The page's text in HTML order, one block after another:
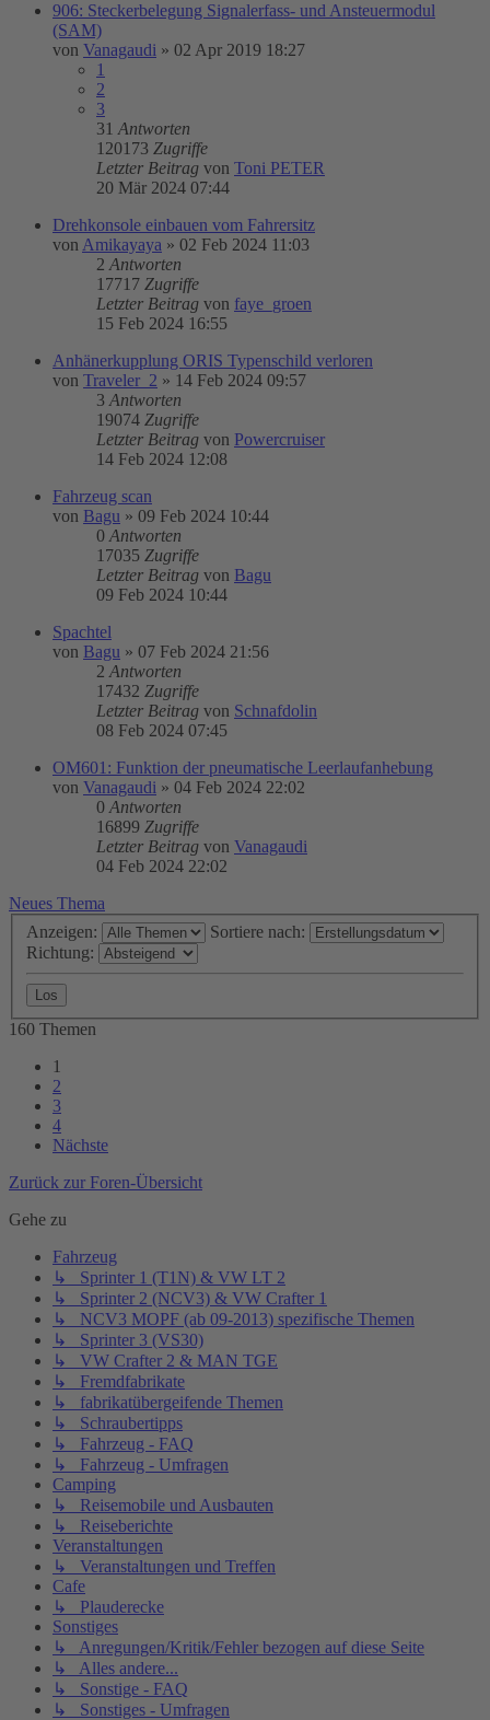
906: Steckerbelegung Signalerfass- und Ansteuermodul
(SAM)
von Vanagaudi » 02 Apr 2019 18:27
1
2
3
31 Antworten
120173 Zugriffe
Letzter Beitrag von Toni PETER
20 Mär 2024 07:44
Drehkonsole einbauen vom Fahrersitz
von Amikayaya » 02 Feb 2024 11:03
2 Antworten
17717 Zugriffe
Letzter Beitrag von faye_groen
15 Feb 2024 16:55
Anhänerkupplung ORIS Typenschild verloren
von Traveler_2 » 14 Feb 2024 09:57
3 Antworten
19074 Zugriffe
Letzter Beitrag von Powercruiser
14 Feb 2024 12:08
Fahrzeug scan
von Bagu » 09 Feb 2024 10:44
0 Antworten
17035 Zugriffe
Letzter Beitrag von Bagu
09 Feb 2024 10:44
Spachtel
von Bagu » 07 Feb 2024 21:56
2 Antworten
17432 Zugriffe
Letzter Beitrag von Schnafdolin
08 Feb 2024 07:45
OM601: Funktion der pneumatische Leerlaufanhebung
von Vanagaudi » 04 Feb 2024 22:02
0 Antworten
16899 Zugriffe
Letzter Beitrag von Vanagaudi
04 Feb 2024 22:02
Neues Thema
Anzeigen:
Sortiere nach:
Richtung:
160 Themen
1
2
3
4
Nächste
Zurück zur Foren-Übersicht
Gehe zu
Fahrzeug
↳ Sprinter 1 (T1N) & VW LT 2
↳ Sprinter 2 (NCV3) & VW Crafter 1
↳ NCV3 MOPF (ab 09-2013) spezifische Themen
↳ Sprinter 3 (VS30)
↳ VW Crafter 2 & MAN TGE
↳ Fremdfabrikate
↳ fabrikatübergeifende Themen
↳ Schraubertipps
↳ Fahrzeug - FAQ
↳ Fahrzeug - Umfragen
Camping
↳ Reisemobile und Ausbauten
↳ Reiseberichte
Veranstaltungen
↳ Veranstaltungen und Treffen
Cafe
↳ Plauderecke
Sonstiges
↳ Anregungen/Kritik/Fehler bezogen auf diese Seite
↳ Alles andere...
↳ Sonstige - FAQ
↳ Sonstiges - Umfragen